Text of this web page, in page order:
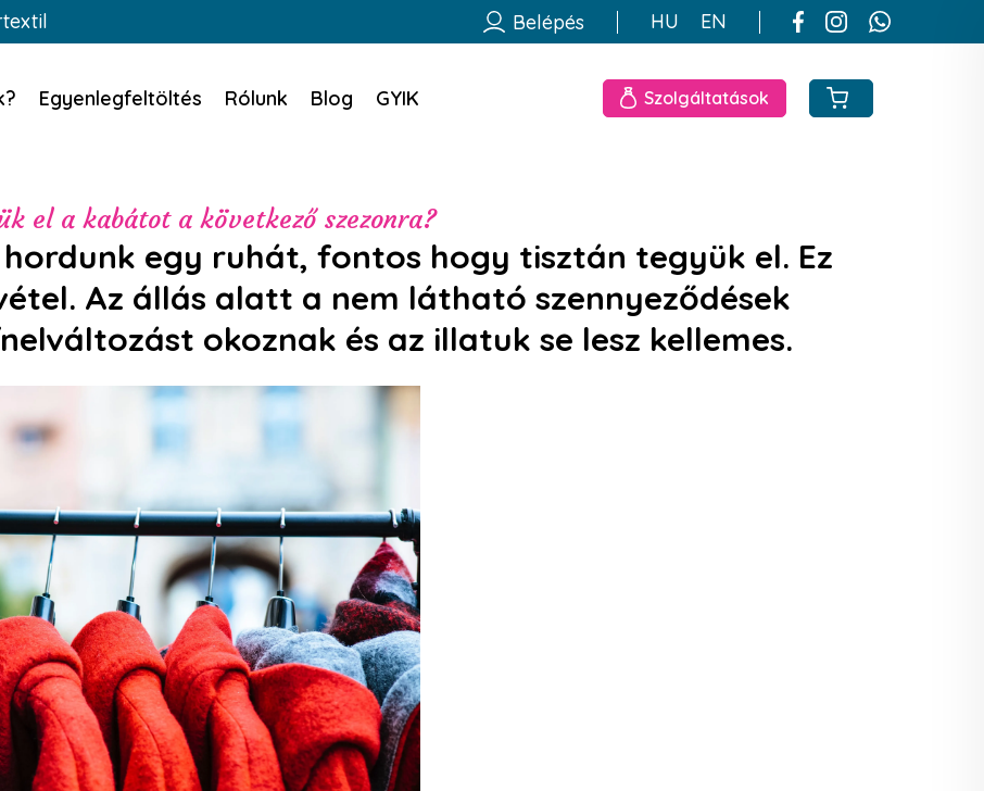
Belépés HU EN
Egyenlegfeltöltés Rólunk Blog GYIK Szolgáltatások
el a kabátot a következő szezonra?
hordunk egy ruhát, fontos hogy tisztán tegyük el. Ez
Az állás alatt a nem látható szennyeződések
okoznak és az illatuk se lesz kellemes.